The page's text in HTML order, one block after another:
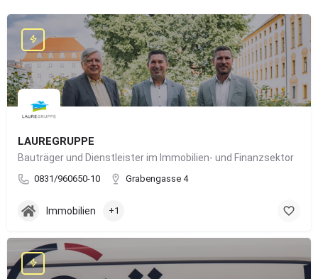
LAUREGRUPPE
Bauträger und Dienstleister im Immobilien- und Finanzsektor
0831/960650-10 Grabengasse 4
Immobilien +1